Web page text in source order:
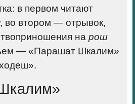
в первом читают
во втором — отрывок,
на рош
— «Парашат Шкалим»